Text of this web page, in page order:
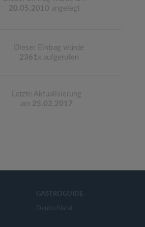
20.05.2010 angelegt
Dieser Eintrag wurde
2361 x aufgerufen
Letzte Aktualisierung
am 25.02.2017
GASTROGUIDE
Deutschland